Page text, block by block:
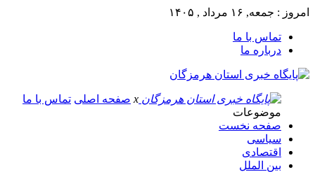
امروز : جمعه, ۱۶ مرداد , ۱۴۰۵
تماس با ما
درباره ما
x صفحه اصلی تماس با ما
موضوعات
صفحه نخست
سیاسی
اقتصادی
بین الملل